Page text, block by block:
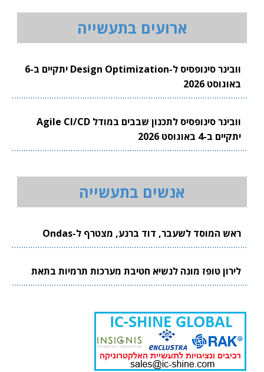
ארועים בתעשייה
וובינר סינופסיס ל-Design Optimization יתקיים ב-6
באוגוסט 2026
וובינר סינופסיס לתכנון שבבים במודל Agile CI/CD
יתקיים ב-4 באוגוסט 2026
אנשים בתעשייה
ראש המוסד לשעבר, דוד ברנע, מצטרף ל-Ondas
לירון טופז מונה לנשיא חטיבת מערכות תרמיות בתאת